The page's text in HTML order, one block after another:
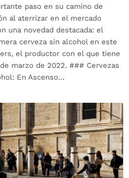
paso en su camino de
al aterrizar en el mercado
una novedad destacada: el
cerveza sin alcohol en este
el productor con el que tiene
marzo de 2022. ### Cervezas
En Ascenso…